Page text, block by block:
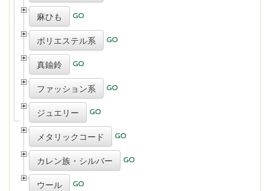
麻ひも
ポリエステル系
真鍮鈴
ファッション系
ジュエリー
メタリックコード
カレン族・シルバー
ウール